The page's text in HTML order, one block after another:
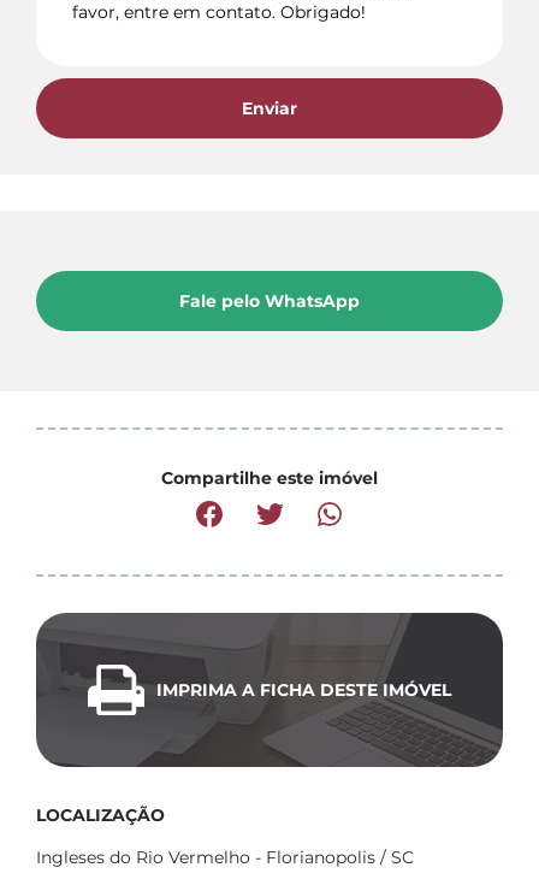
Enviar
Fale pelo WhatsApp
Compartilhe este imóvel
IMPRIMA A FICHA DESTE IMÓVEL
LOCALIZAÇÃO
Ingleses do Rio Vermelho - Florianopolis / SC